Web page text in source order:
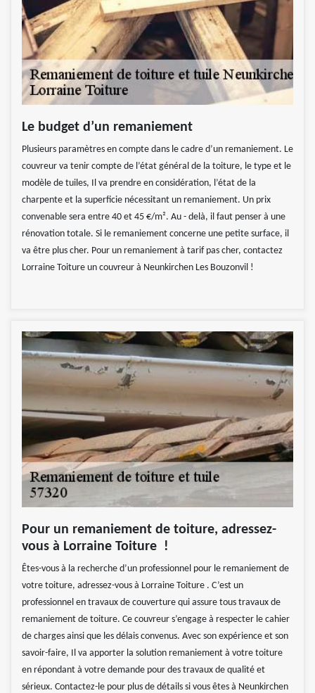
Le budget d’un remaniement
Plusieurs paramètres en compte dans le cadre d’un remaniement. Le
couvreur va tenir compte de l’état général de la toiture, le type et le
modèle de tuiles, Il va prendre en considération, l’état de la
charpente et la superficie nécessitant un remaniement. Un prix
convenable sera entre 40 et 45 €/m². Au - delà, il faut penser à une
rénovation totale. Si le remaniement concerne une petite surface, il
va être plus cher. Pour un remaniement à tarif pas cher, contactez
Lorraine Toiture un couvreur à Neunkirchen Les Bouzonvil !
Pour un remaniement de toiture, adressez-
vous à Lorraine Toiture !
Êtes-vous à la recherche d’un professionnel pour le remaniement de
votre toiture, adressez-vous à Lorraine Toiture . C’est un
professionnel en travaux de couverture qui assure tous travaux de
remaniement de toiture. Ce couvreur s’engage à respecter le cahier
de charges ainsi que les délais convenus. Avec son expérience et son
savoir-faire, Il va apporter la solution remaniement à votre toiture
en répondant à votre demande pour des travaux de qualité et
sérieux. Contactez-le pour plus de détails si vous êtes à Neunkirchen